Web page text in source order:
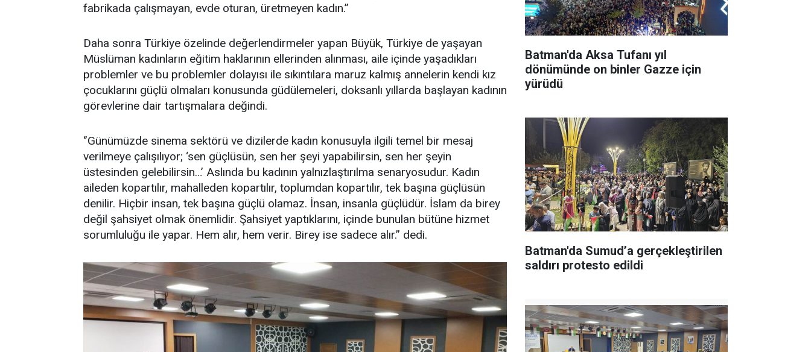
fabrikada çalışmayan, evde oturan, üretmeyen kadın.’’
Daha sonra Türkiye özelinde değerlendirmeler yapan Büyük, Türkiye de yaşayan
Müslüman kadınların eğitim haklarının ellerinden alınması, aile içinde yaşadıkları
problemler ve bu problemler dolayısı ile sıkıntılara maruz kalmış annelerin kendi kız
çocuklarını güçlü olmaları konusunda güdülemeleri, doksanlı yıllarda başlayan kadının
görevlerine dair tartışmalara değindi.
‘’Günümüzde sinema sektörü ve dizilerde kadın konusuyla ilgili temel bir mesaj
verilmeye çalışılıyor; ‘sen güçlüsün, sen her şeyi yapabilirsin, sen her şeyin
üstesinden gelebilirsin…’ Aslında bu kadının yalnızlaştırılma senaryosudur. Kadın
aileden kopartılır, mahalleden kopartılır, toplumdan kopartılır, tek başına güçlüsün
denilir. Hiçbir insan, tek başına güçlü olamaz. İnsan, insanla güçlüdür. İslam da birey
değil şahsiyet olmak önemlidir. Şahsiyet yaptıklarını, içinde bunulan bütüne hizmet
sorumluluğu ile yapar. Hem alır, hem verir. Birey ise sadece alır.’’ dedi.
Batman'da Aksa Tufanı yıl
dönümünde on binler Gazze için
yürüdü
Batman'da Sumud’a gerçekleştirilen
saldırı protesto edildi